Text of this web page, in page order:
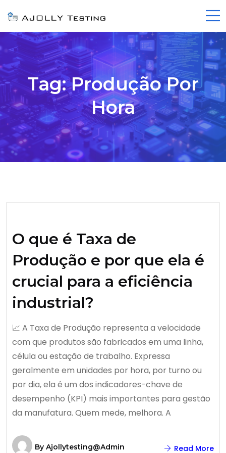
Tag:Produção Por
Hora
O que é Taxa de
Produção e por que ela é
crucial para a eficiência
industrial?
📈 A Taxa de Produção representa a velocidade
com que produtos são fabricados em uma linha,
célula ou estação de trabalho. Expressa
geralmente em unidades por hora, por turno ou
por dia, ela é um dos indicadores-chave de
desempenho (KPI) mais importantes para gestão
da manufatura. Quem mede, melhora. A
By Ajollytesting@admin Read More